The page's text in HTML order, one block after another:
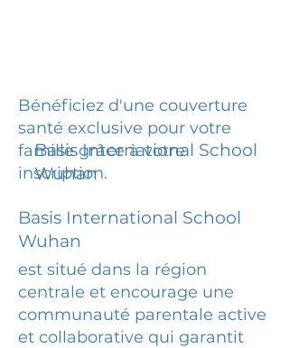
Bénéficiez d'une couverture
santé exclusive pour votre
famille grâce à votre
inscription.
Basis International School
Wuhan
Basis International School
Wuhan
est situé dans la région
centrale et encourage une
communauté parentale active
et collaborative qui garantit